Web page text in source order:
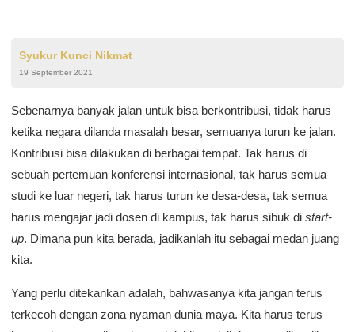
Syukur Kunci Nikmat
19 September 2021
Sebenarnya banyak jalan untuk bisa berkontribusi, tidak harus
ketika negara dilanda masalah besar, semuanya turun ke jalan.
Kontribusi bisa dilakukan di berbagai tempat. Tak harus di
sebuah pertemuan konferensi internasional, tak harus semua
studi ke luar negeri, tak harus turun ke desa-desa, tak semua
harus mengajar jadi dosen di kampus, tak harus sibuk di start-
up. Dimana pun kita berada, jadikanlah itu sebagai medan juang
kita.
Yang perlu ditekankan adalah, bahwasanya kita jangan terus
terkecoh dengan zona nyaman dunia maya. Kita harus terus